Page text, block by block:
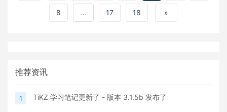
8 ... 17 18 »
推荐资讯
1 TiKZ 学习笔记更新了 - 版本 3.1.5b 发布了